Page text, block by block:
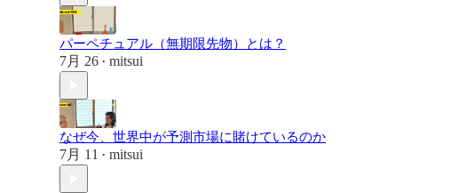
パーペチュアル（無期限先物）とは？
7月 26 • mitsui
なぜ今、世界中が予測市場に賭けているのか
7月 11 • mitsui